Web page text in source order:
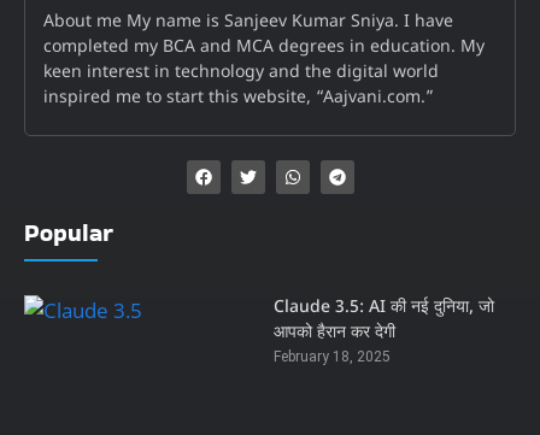
About me My name is Sanjeev Kumar Sniya. I have
completed my BCA and MCA degrees in education. My
keen interest in technology and the digital world
inspired me to start this website, “Aajvani.com.”
Popular
Claude 3.5: AI की नई दुनिया, जो
आपको हैरान कर देगी
February 18, 2025